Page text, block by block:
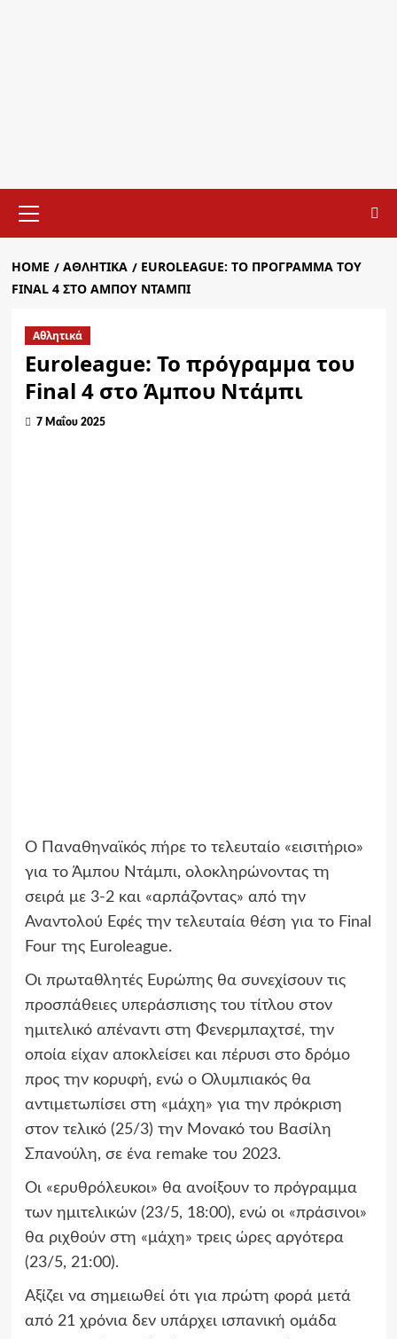
Menu
HOME ΑΘΛΗΤΙΚΆ
EUROLEAGUE: ΤΟ ΠΡΌΓΡΑΜΜΑ ΤΟΥ
FINAL 4 ΣΤΟ ΆΜΠΟΥ ΝΤΆΜΠΙ
Αθλητικά
Euroleague: Το πρόγραμμα του
Final 4 στο Άμπου Ντάμπι
7 Μαΐου 2025
Ο Παναθηναϊκός πήρε το τελευταίο «εισιτήριο»
για το Άμπου Ντάμπι, ολοκληρώνοντας τη
σειρά με 3-2 και «αρπάζοντας» από την
Αναντολού Εφές την τελευταία θέση για το Final
Four της Euroleague.
Οι πρωταθλητές Ευρώπης θα συνεχίσουν τις
προσπάθειες υπεράσπισης του τίτλου στον
ημιτελικό απέναντι στη Φενερμπαχτσέ, την
οποία είχαν αποκλείσει και πέρυσι στο δρόμο
προς την κορυφή, ενώ ο Ολυμπιακός θα
αντιμετωπίσει στη «μάχη» για την πρόκριση
στον τελικό (25/3) την Μονακό του Βασίλη
Σπανούλη, σε ένα remake του 2023.
Οι «ερυθρόλευκοι» θα ανοίξουν το πρόγραμμα
των ημιτελικών (23/5, 18:00), ενώ οι «πράσινοι»
θα ριχθούν στη «μάχη» τρεις ώρες αργότερα
(23/5, 21:00).
Αξίζει να σημειωθεί ότι για πρώτη φορά μετά
από 21 χρόνια δεν υπάρχει ισπανική ομάδα